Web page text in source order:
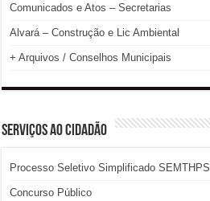
Comunicados e Atos – Secretarias
Alvará – Construção e Lic Ambiental
+ Arquivos / Conselhos Municipais
SERVIÇOS AO CIDADÃO
Processo Seletivo Simplificado SEMTHPS
Concurso Público